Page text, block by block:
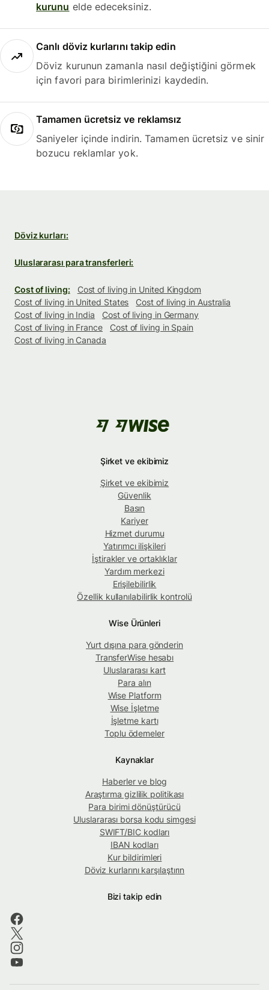
kurunu elde edeceksiniz.
Canlı döviz kurlarını takip edin
Döviz kurunun zamanla nasıl değiştiğini görmek
için favori para birimlerinizi kaydedin.
Tamamen ücretsiz ve reklamsız
Saniyeler içinde indirin. Tamamen ücretsiz ve sinir
bozucu reklamlar yok.
Döviz kurları:
Uluslararası para transferleri:
Cost of living:
Cost of living in United Kingdom
Cost of living in United States
Cost of living in Australia
Cost of living in India
Cost of living in Germany
Cost of living in France
Cost of living in Spain
Cost of living in Canada
Şirket ve ekibimiz
Şirket ve ekibimiz
Güvenlik
Basın
Kariyer
Hizmet durumu
Yatırımcı ilişkileri
İştirakler ve ortaklıklar
Yardım merkezi
Erişilebilirlik
Özellik kullanılabilirlik kontrolü
Wise Ürünleri
Yurt dışına para gönderin
TransferWise hesabı
Uluslararası kart
Para alın
Wise Platform
Wise İşletme
İşletme kartı
Toplu ödemeler
Kaynaklar
Haberler ve blog
Araştırma gizlilik politikası
Para birimi dönüştürücü
Uluslararası borsa kodu simgesi
SWIFT/BIC kodları
IBAN kodları
Kur bildirimleri
Döviz kurlarını karşılaştırın
Bizi takip edin